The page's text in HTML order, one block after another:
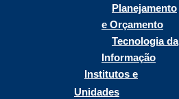
Planejamento
e Orçamento
Tecnologia da
Informação
Institutos e
Unidades